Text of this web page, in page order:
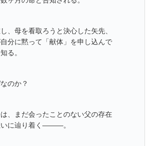
、母を看取ろうと決心した矢先、
分に黙って「献体」を申し込んで
る。
のか？
、まだ会ったことのない父の存在
いに辿り着く―――。